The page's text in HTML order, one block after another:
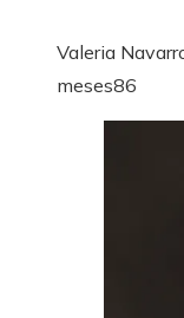
Valeria
meses86